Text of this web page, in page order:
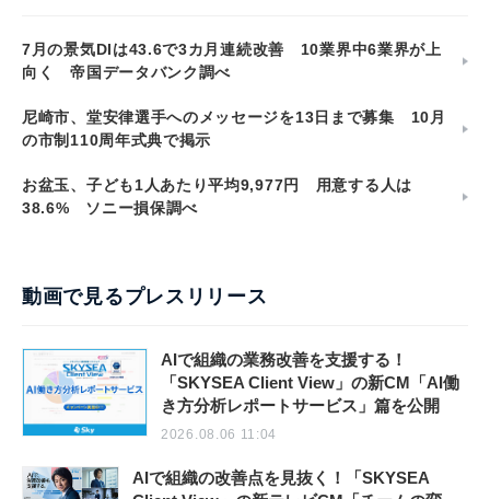
7月の景気DIは43.6で3カ月連続改善 10業界中6業界が上
向く 帝国データバンク調べ
尼崎市、堂安律選手へのメッセージを13日まで募集 10月
の市制110周年式典で掲示
お盆玉、子ども1人あたり平均9,977円 用意する人は
38.6% ソニー損保調べ
動画で見るプレスリリース
AIで組織の業務改善を支援する！
「SKYSEA Client View」の新CM「AI働
き方分析レポートサービス」篇を公開
2026.08.06 11:04
AIで組織の改善点を見抜く！「SKYSEA